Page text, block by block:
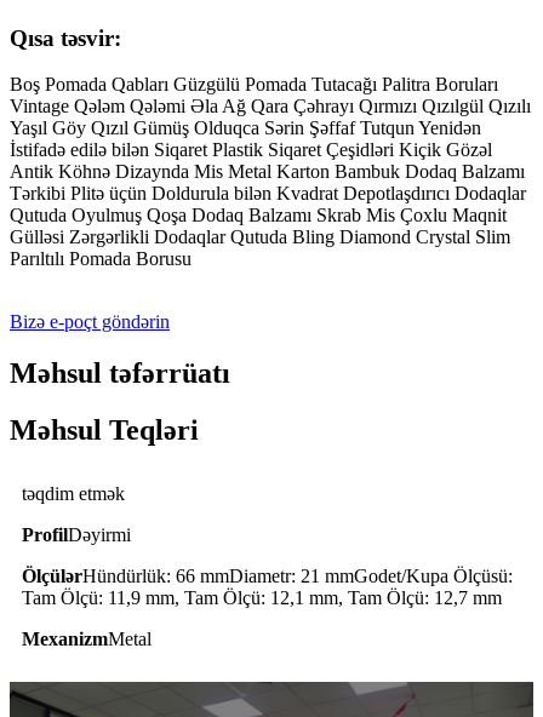
Qısa təsvir:
Boş Pomada Qabları Güzgülü Pomada Tutacağı Palitra Boruları
Vintage Qələm Qələmi Əla Ağ Qara Çəhrayı Qırmızı Qızılgül Qızılı
Yaşıl Göy Qızıl Gümüş Olduqca Sərin Şəffaf Tutqun Yenidən
İstifadə edilə bilən Siqaret Plastik Siqaret Çeşidləri Kiçik Gözəl
Antik Köhnə Dizaynda Mis Metal Karton Bambuk Dodaq Balzamı
Tərkibi Plitə üçün Doldurula bilən Kvadrat Depotlaşdırıcı Dodaqlar
Qutuda Oyulmuş Qoşa Dodaq Balzamı Skrab Mis Çoxlu Maqnit
Gülləsi Zərgərlikli Dodaqlar Qutuda Bling Diamond Crystal Slim
Parıltılı Pomada Borusu
Bizə e-poçt göndərin
Məhsul təfərrüatı
Məhsul Teqləri
təqdim etmək
ProfilDəyirmi
ÖlçülərHündürlük: 66 mmDiametr: 21 mmGodet/Kupa Ölçüsü:
Tam Ölçü: 11,9 mm, Tam Ölçü: 12,1 mm, Tam Ölçü: 12,7 mm
MexanizmMetal